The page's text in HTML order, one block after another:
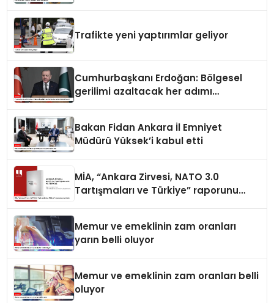
Trafikte yeni yaptırımlar geliyor
Cumhurbaşkanı Erdoğan: Bölgesel
gerilimi azaltacak her adımı
Bakan Fidan Ankara İl Emniyet
Müdürü Yüksek’i kabul etti
MİA, “Ankara Zirvesi, NATO 3.0
Tartışmaları ve Türkiye” raporunu
Memur ve emeklinin zam oranları
yarın belli oluyor
Memur ve emeklinin zam oranları belli
oluyor